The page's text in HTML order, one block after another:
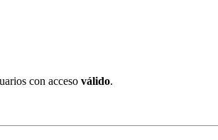
con acceso válido.